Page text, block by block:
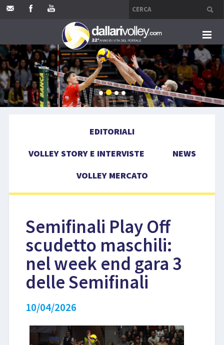
HOME
EDITORIALI
VOLLEY MERCATO
COMPETIZIONI
EVENTI
LIBRI
EDITORIALI
VOLLEY STORY E INTERVISTE
NEWS
VOLLEY MERCATO
Semifinali Play Off
scudetto maschili:
nel week end gara 3
delle Semifinali
10/04/2026